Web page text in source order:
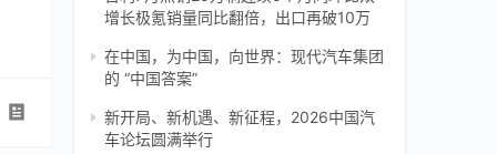
增长极氪销量同比翻倍，出口再破10万
在中国，为中国，向世界：现代汽车集团
的 “中国答案”
新开局、新机遇、新征程，2026中国汽
车论坛圆满举行